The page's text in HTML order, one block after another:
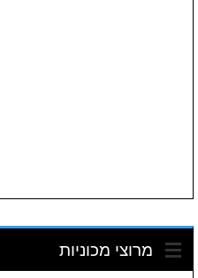
מרוצי מכוניות